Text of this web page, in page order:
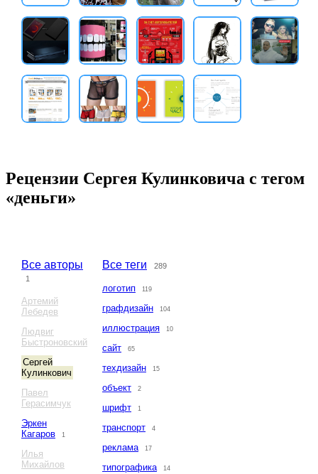
Рецензии Сергея Кулинковича с тегом
«деньги»
Все авторы
1
Артемий
Лебедев
Людвиг
Быстроновский
Сергей
Кулинкович
Павел
Герасимчук
Эркен
Кагаров
1
Илья
Михайлов
Все теги 289
логотип 119
графдизайн 104
иллюстрация 10
сайт 65
техдизайн 15
объект 2
шрифт 1
транспорт 4
реклама 17
типографика 14